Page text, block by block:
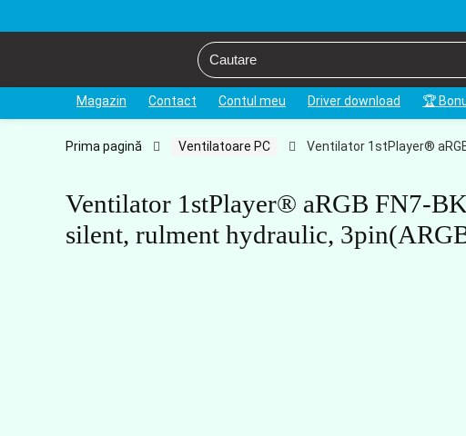
Magazin Contact Contul meu Driver download 🏆
Prima pagină Ventilatoare PC Ventilator 1stPlayer®
Ventilator 1stPlayer® aRGB FN7-
silent, rulment hydraulic,